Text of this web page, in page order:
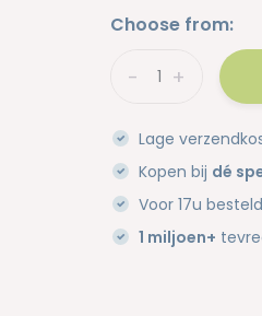
Choose from:
+
-
Lage
Kopen bij dé
Voor 17u
1 miljoen+